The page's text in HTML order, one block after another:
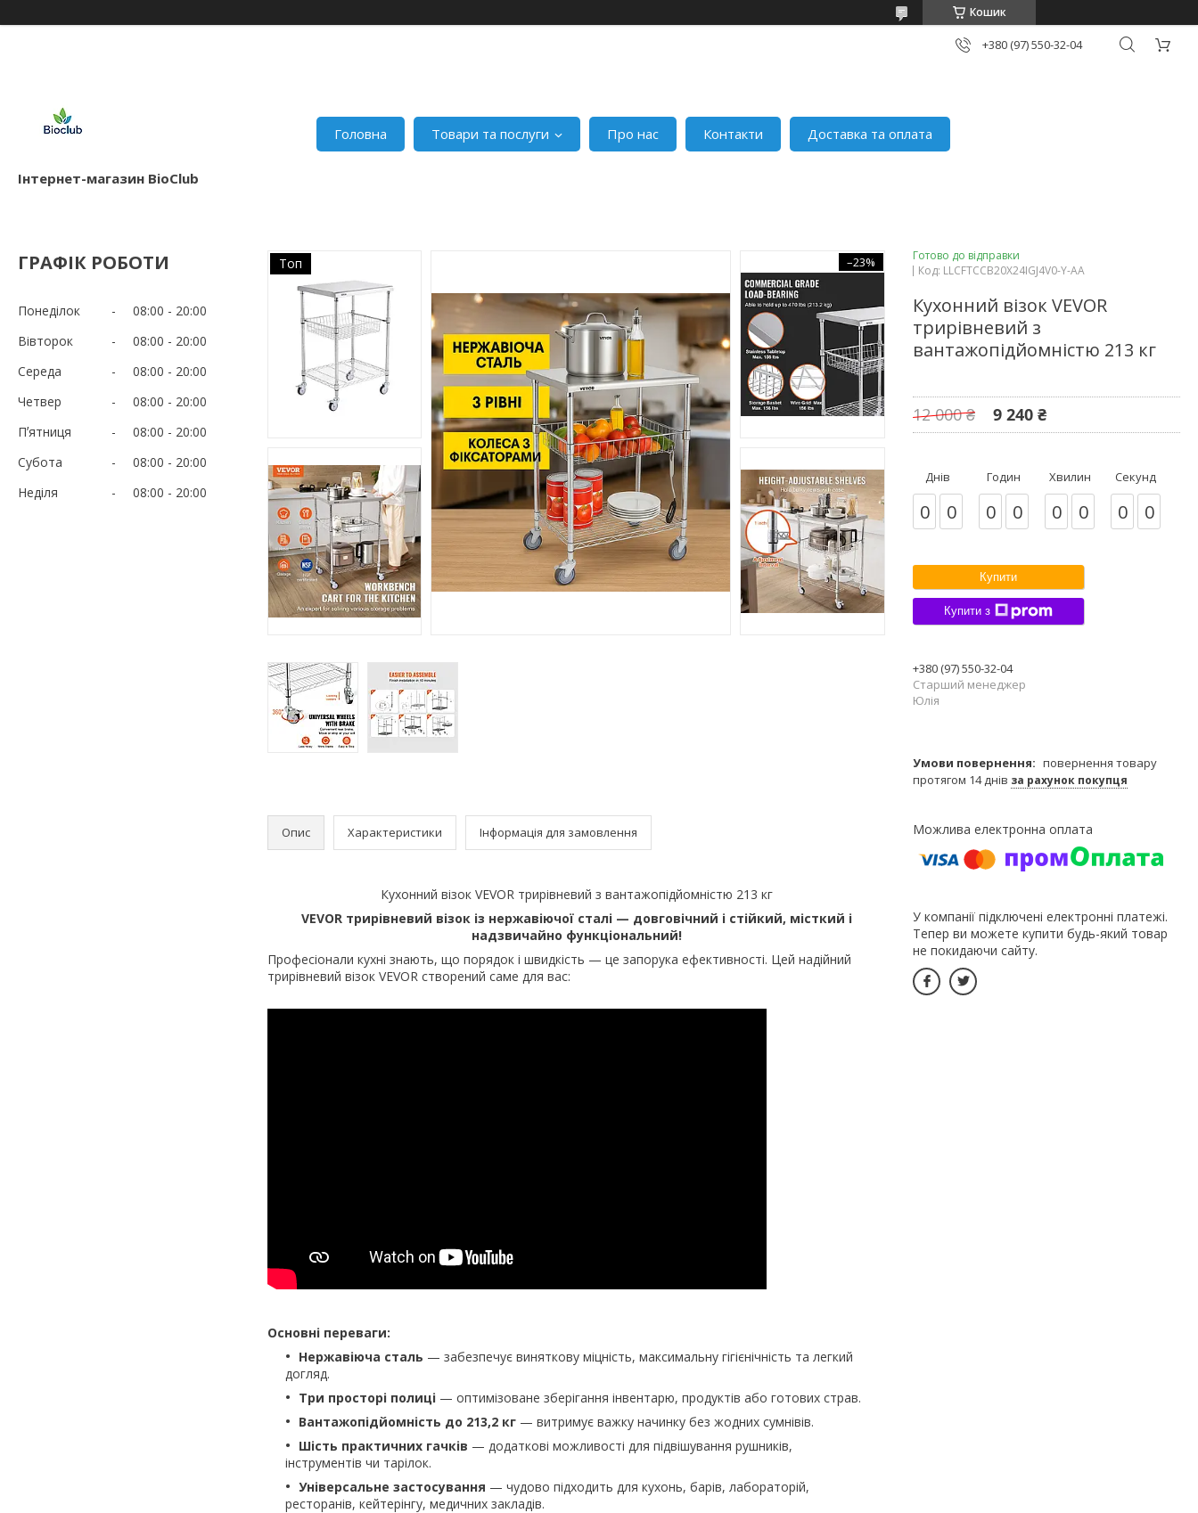
Кошик
+380 (97) 550-32-04
Інтернет-магазин BioClub
Головна Товари та послуги Про нас Контакти Доставка та оплата
ГРАФІК РОБОТИ
Понеділок 08:00
20:00
Вівторок
08:00
20:00
Середа
08:00
20:00
Четвер
08:00
20:00
Пʼятниця
08:00
20:00
Субота
08:00
20:00
Неділя
08:00 20:00
Топ –23%
Опис Характеристики Інформація для замовлення
Кухонний візок VEVOR трирівневий з вантажопідйомністю 213 кг
VEVOR трирівневий візок із нержавіючої сталі — довговічний і стійкий, місткий і
надзвичайно функціональний!
Професіонали кухні знають, що порядок і швидкість — це​ запорука ефективності. Цей надійний
трирівневий візок VEVOR створений саме для вас:
Основні переваги:
Нержавіюча сталь — забезпечує виняткову міцність, максимальну гігієнічн‍ість та легкий
догляд.
Три просторі полиці — оптимізоване зберігання інвентарю, продуктів або готових страв.
Вантажопідйомність до 213,2 кг — витримує важку начинку без жодних сумнівів.
Шість практичних гачків — додаткові можливості для підвішування рушників,
інструментів чи тарілок.
Універсальне застосування — чудово підходить для кухонь, барів, лабораторій,
ресторанів, кейтерінгу, медичних закладів.
Готово до відправки
Код: LLCFTCCB20X24IGJ4V0-Y-AA
Кухонний візок VEVOR
трирівневий з
вантажопідйомністю 213 кг
12 000 ₴ 9 240 ₴
Днів
0 0
Годин
0 0
Хвилин
0 0
Секунд
0 0
Купити
Купити з
+380 (97) 550-32-04
Старший менеджер
Юлія
повернення товару
протягом 14 днів за рахунок покупця
У компанії підключені електронні платежі.
Тепер ви можете купити будь-який товар
не покидаючи сайту.